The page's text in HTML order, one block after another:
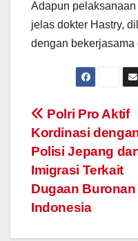
Adapun
jelas dokter Hastry,
dengan bekerjasama
Post
Polri Pro Aktif
Kordinasi
Polisi Jepang
Imigrasi Terkait
Dugaan Buronan
Indonesia